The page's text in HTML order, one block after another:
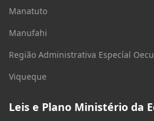
Manatuto
Manufahi
Região Administrativa Especíal
Viqueque
Leis e Plano Ministério da